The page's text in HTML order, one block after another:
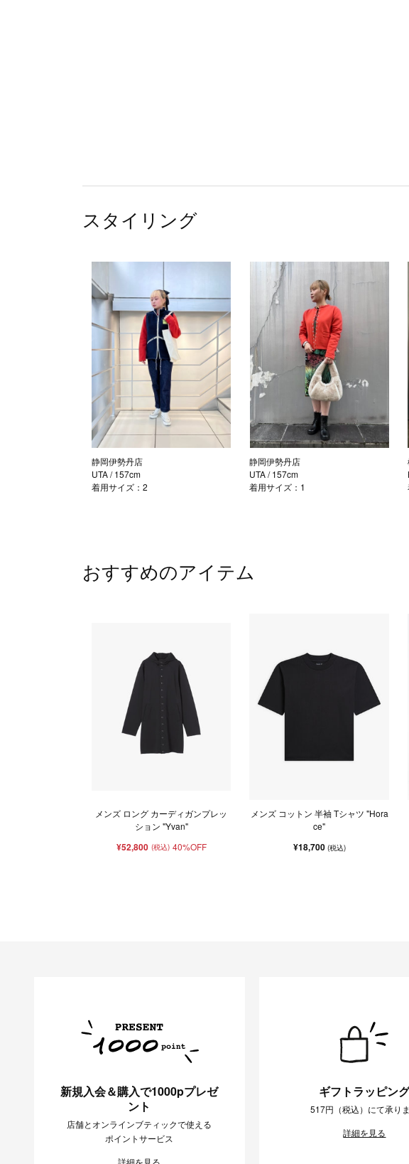
スタイリング
静岡伊勢丹店
UTA/ 157cm
着用サイズ：2
静岡伊勢丹店
UTA/ 157cm
着用サイズ：1
おすすめのアイテム
メンズ ロング カーディガンプレッ
ション "Yvan"
¥52,800 (税込) 40%OFF
メンズ コットン 半袖 Tシャツ "Hora
ce"
¥18,700 (税込)
新規入会＆購入で1000pプレゼ
ント
店舗とオンラインブティックで使える
ポイントサービス
詳細を見る
ギフトラッピン
517円（税込）にて承り
詳細を見る